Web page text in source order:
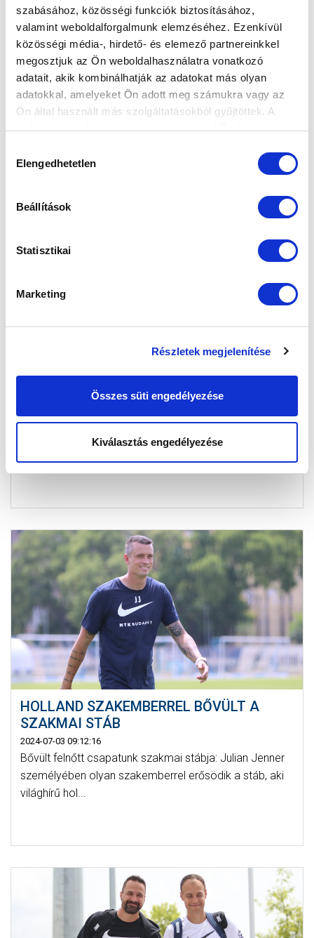
szabásához, közösségi funkciók biztosításához,
valamint weboldalforgalmunk elemzéséhez. Ezenkívül
közösségi média-, hirdető- és elemező partnereinkkel
megosztjuk az Ön weboldalhasználatra vonatkozó
adatait, akik kombinálhatják az adatokat más olyan
adatokkal, amelyeket Ön adott meg számukra vagy az
Ön által használt más szolgáltatásokból gyűjtöttek. A
weboldalon való böngészés folytatásával Ön hozzájárul a
kiválasztása
Elengedhetetlen
Beállítások
Statisztikai
Marketing
Részletek megjelenítése
Összes süti engedélyezése
Kiválasztás engedélyezése
RIPORT AZ NK BRAVO ELLENI
EDZŐMECCSRŐL - ÖSSZEFOGLALÓ,
ÉRTÉKELÉSEK (VIDEÓ)
2024-07-06 12:52:59
Riport és értékelések a nemzetközi kupaszereplés előtt
álló NK Bravo (0-0) elleni felkészülési meccsről.
LUHANSK 1-1
Képekben a második szlovéniai edzőmeccs.
HOLLAND SZAKEMBERREL BŐVÜLT A
SZAKMAI STÁB
2024-07-03 09:12:16
Bővült felnőtt csapatunk szakmai stábja: Julian Jenner
személyében olyan szakemberrel erősödik a stáb, aki
világhírű hol...